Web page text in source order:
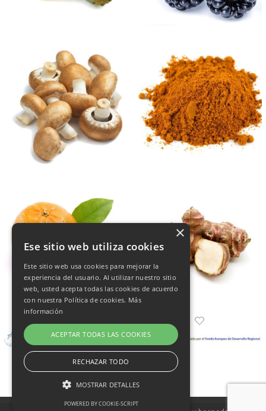
×
Ese sitio web utiliza cookies
Este sitio web usa cookies para mejorar la
experiencia del usuario. Al utilizar nuestro sitio
web, usted acepta todas las cookies de acuerdo
con nuestra Política de cookies. Más
información
ACEPTAR TODAS LAS COOKIES
RECHAZAR TODO
MOSTRAR DETALLES
POWERED BY COOKIE-SCRIPT